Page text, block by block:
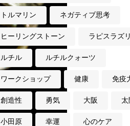
トルマリン ネガティブ思考
ヒーリングストーン ラピスラズリ
ルチル ルチルクォーツ
ワークショップ 健康 免疫
創造性 勇気 大阪 太
小田原 幸運 心のケア